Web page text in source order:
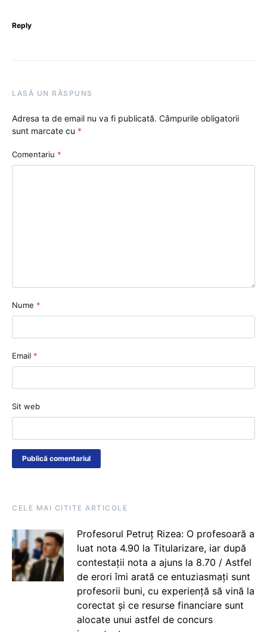
Reply
LASĂ UN RĂSPUNS
Adresa ta de email nu va fi publicată. Câmpurile obligatorii
sunt marcate cu *
Comentariu *
Nume *
Email *
Sit web
CELE MAI CITITE ARTICOLE
Profesorul Petruț Rizea: O profesoară a
luat nota 4.90 la Titularizare, iar după
contestații nota a ajuns la 8.70 / Astfel
de erori îmi arată ce entuziasmați sunt
profesorii buni, cu experiență să vină la
corectat și ce resurse financiare sunt
alocate unui astfel de concurs